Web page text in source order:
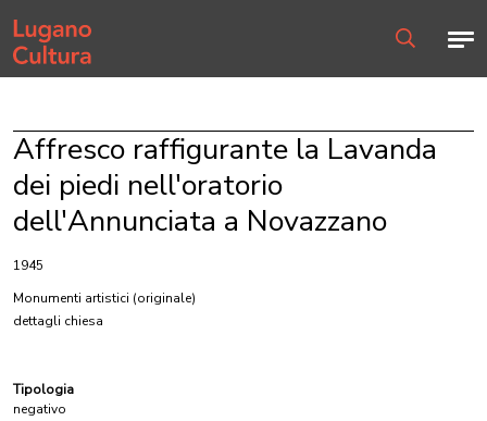
Home page
Affresco raffigurante la Lavanda
dei piedi nell'oratorio
dell'Annunciata a Novazzano
1945
Monumenti artistici (originale)
dettagli chiesa
Tipologia
negativo